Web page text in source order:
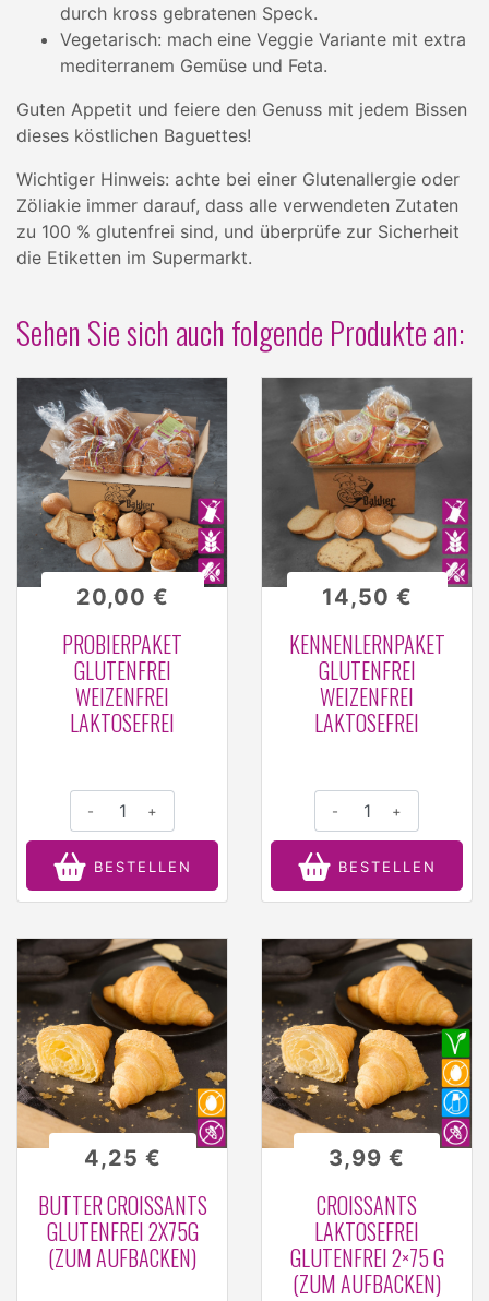
durch kross gebratenen Speck.
Vegetarisch: mach eine Veggie Variante mit extra
mediterranem Gemüse und Feta.
Guten Appetit und feiere den Genuss mit jedem Bissen
dieses köstlichen Baguettes!
Wichtiger Hinweis: achte bei einer Glutenallergie oder
Zöliakie immer darauf, dass alle verwendeten Zutaten
zu 100 % glutenfrei sind, und überprüfe zur Sicherheit
die Etiketten im Supermarkt.
Sehen Sie sich auch folgende Produkte an:
PROBIERPAKET
GLUTENFREI
WEIZENFREI
LAKTOSEFREI
20,00 €
- +
BESTELLEN
KENNENLERNPAKET
GLUTENFREI
WEIZENFREI
LAKTOSEFREI
14,50 €
- +
BESTELLEN
BUTTER CROISSANTS
GLUTENFREI 2X75G
(ZUM AUFBACKEN)
4,25 €
CROISSANTS
LAKTOSEFREI
GLUTENFREI 2×75 G
(ZUM AUFBACKEN)
3,99 €